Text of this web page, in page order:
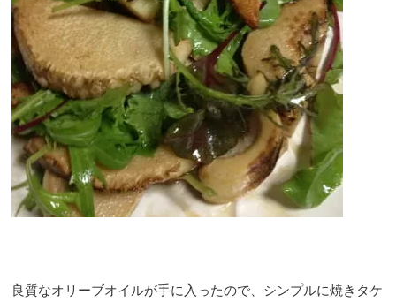
良質なオリーブオイルが手に入ったので、シンプルに焼きタケ